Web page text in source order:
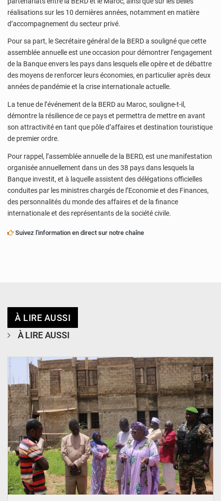
réalisations sur les 10 dernières années, notamment en matière
d’accompagnement du secteur privé.
Pour sa part, le Secrétaire général de la BERD a souligné que cette
assemblée annuelle est une occasion pour démontrer l’engagement
de la Banque envers les pays dans lesquels elle opère et de débattre
des moyens de renforcer leurs économies, en particulier après deux
années de pandémie et la crise internationale actuelle.
La tenue de l’événement de la BERD au Maroc, souligne-t-il,
démontre la résilience de ce pays et permettra de mettre en avant
son attractivité en tant que pôle d’affaires et destination touristique
de premier ordre.
Pour rappel, l’assemblée annuelle de la BERD, est une manifestation
organisée annuellement dans un des 38 pays dans lesquels la
Banque investit, et à laquelle assistent des délégations officielles
conduites par les ministres chargés de l’Economie et des Finances,
des personnalités du monde des affaires et de la finance
internationale et des représentants de la société civile.
Suivez l'information en direct sur notre chaîne
À LIRE AUSSI
À LIRE AUSSI